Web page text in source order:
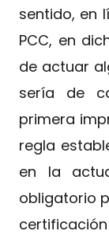
sentido, en
PCC, en
de actuar
sería de
primera
regla
en la
obligatorio